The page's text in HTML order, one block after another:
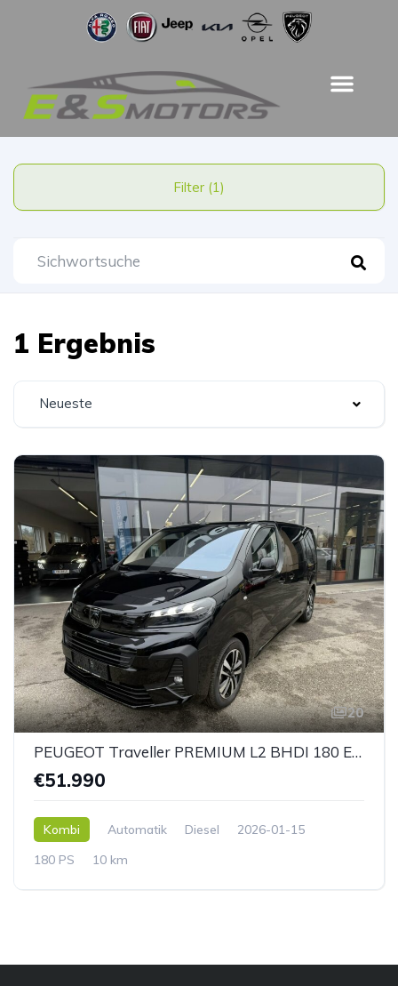
Filter (1)
1 Ergebnis
Neueste
20
PEUGEOT Traveller PREMIUM L2 BHDI 180 EAT8 *AHK*
€51.990
Kombi Automatik Diesel
2026-01-15
180 PS
10 km